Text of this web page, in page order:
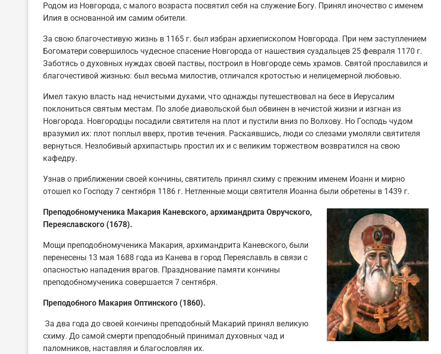
Родом из Новгорода, с малого возраста посвятил себя на служение Богу. Принял иночество с именем
Илия в основанной им самим обители.
За свою благочестивую жизнь в 1165 г. был избран архиепископом Новгорода. При нем заступлением
Богоматери совершилось чудесное спасение Новгорода от нашествия суздальцев 25 февраля 1170 г.
Заботясь о духовных нуждах своей паствы, построил в Новгороде семь храмов. Святой прославился и
благочестивой жизнью: был весьма милостив, отличался кротостью и нелицемерной любовью.
Имел такую власть над нечистыми духами, что однажды путешествовал на бесе в Иерусалим
поклониться святым местам. По злобе диавольской был обвинен в нечистой жизни и изгнан из
Новгорода. Новгородцы посадили святителя на плот и пустили вниз по Волхову. Но Господь чудом
вразумил их: плот поплыл вверх, против течения. Раскаявшись, люди со слезами умоляли святителя
вернуться. Незлобивый архипастырь простил их и с великим торжеством возвратился на свою
кафедру.
Узнав о приближении своей кончины, святитель принял схиму с прежним именем Иоанн и мирно
отошел ко Господу 7 сентября 1186 г. Нетленные мощи святителя Иоанна были обретены в 1439 г.
Преподобномученика Макария Каневского, архимандрита Овручского,
Переяславского (1678).
Мощи преподобномученика Макария, архимандрита Каневского, были
перенесены 13 мая 1688 года из Канева в город Переяславль в связи с
опасностью нападения врагов. Празднование памяти кончины
преподобномученика совершается 7 сентября.
Преподобного Макария Оптинского (1860).
За два года до своей кончины преподобный Макарий принял великую
схиму. До самой смерти преподобный принимал духовных чад и
паломников, наставляя и благословляя их.